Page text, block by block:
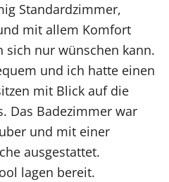
Standardzimmer,
mit allem Komfort
sich nur wünschen kann.
und ich hatte einen
mit Blick auf die
Das Badezimmer war
und mit einer
ausgestattet.
lagen bereit.